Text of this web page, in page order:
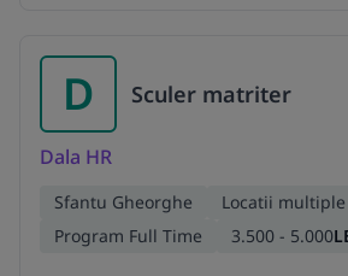
D Sculer matriter
Dala HR
Sfantu Gheorghe
Locatii multiple
Program Full Time
3.500 - 5.000